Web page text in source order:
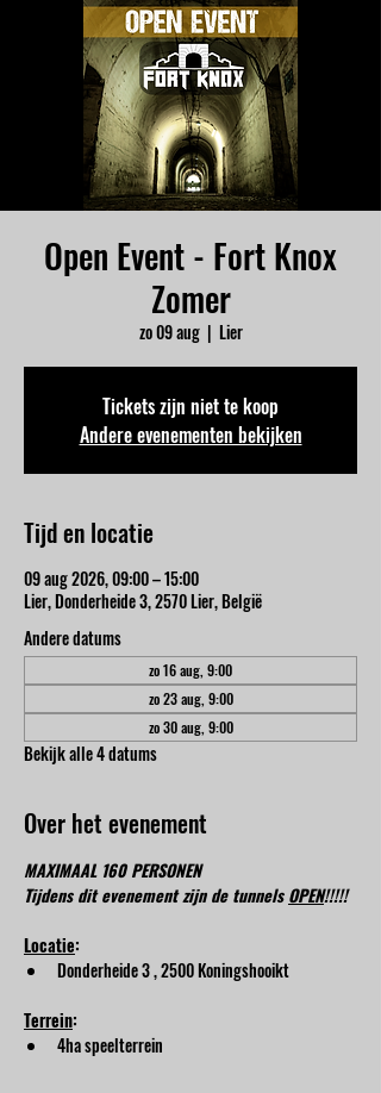
Open Event - Fort Knox
Zomer
zo 09 aug
  |
Lier
Tickets zijn niet te koop
Andere evenementen bekijken
Tijd en locatie
09 aug 2026, 09:00 – 15:00
Lier, Donderheide 3, 2570 Lier, België
Andere datums
zo 16 aug, 9:00
zo 23 aug, 9:00
zo 30 aug, 9:00
Bekijk alle 4 datums
Over het evenement
MAXIMAAL 160 PERSONEN
Tijdens dit evenement zijn de tunnels OPEN!!!!!
Locatie:
Donderheide 3 , 2500 Koningshooikt
Terrein:
4ha speelterrein